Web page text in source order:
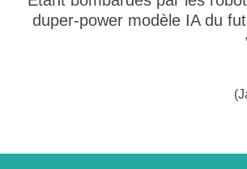
duper-power modèle IA du